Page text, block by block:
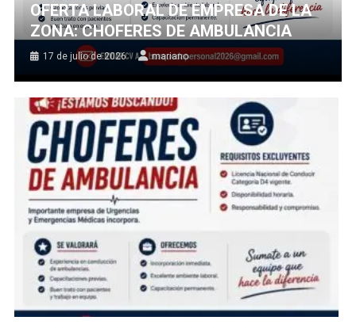
OFERTA LABORAL DE EMPRESA DE LA
ZONA: CHOFERES DE AMBULANCIA
17 de julio de 2026 mariano